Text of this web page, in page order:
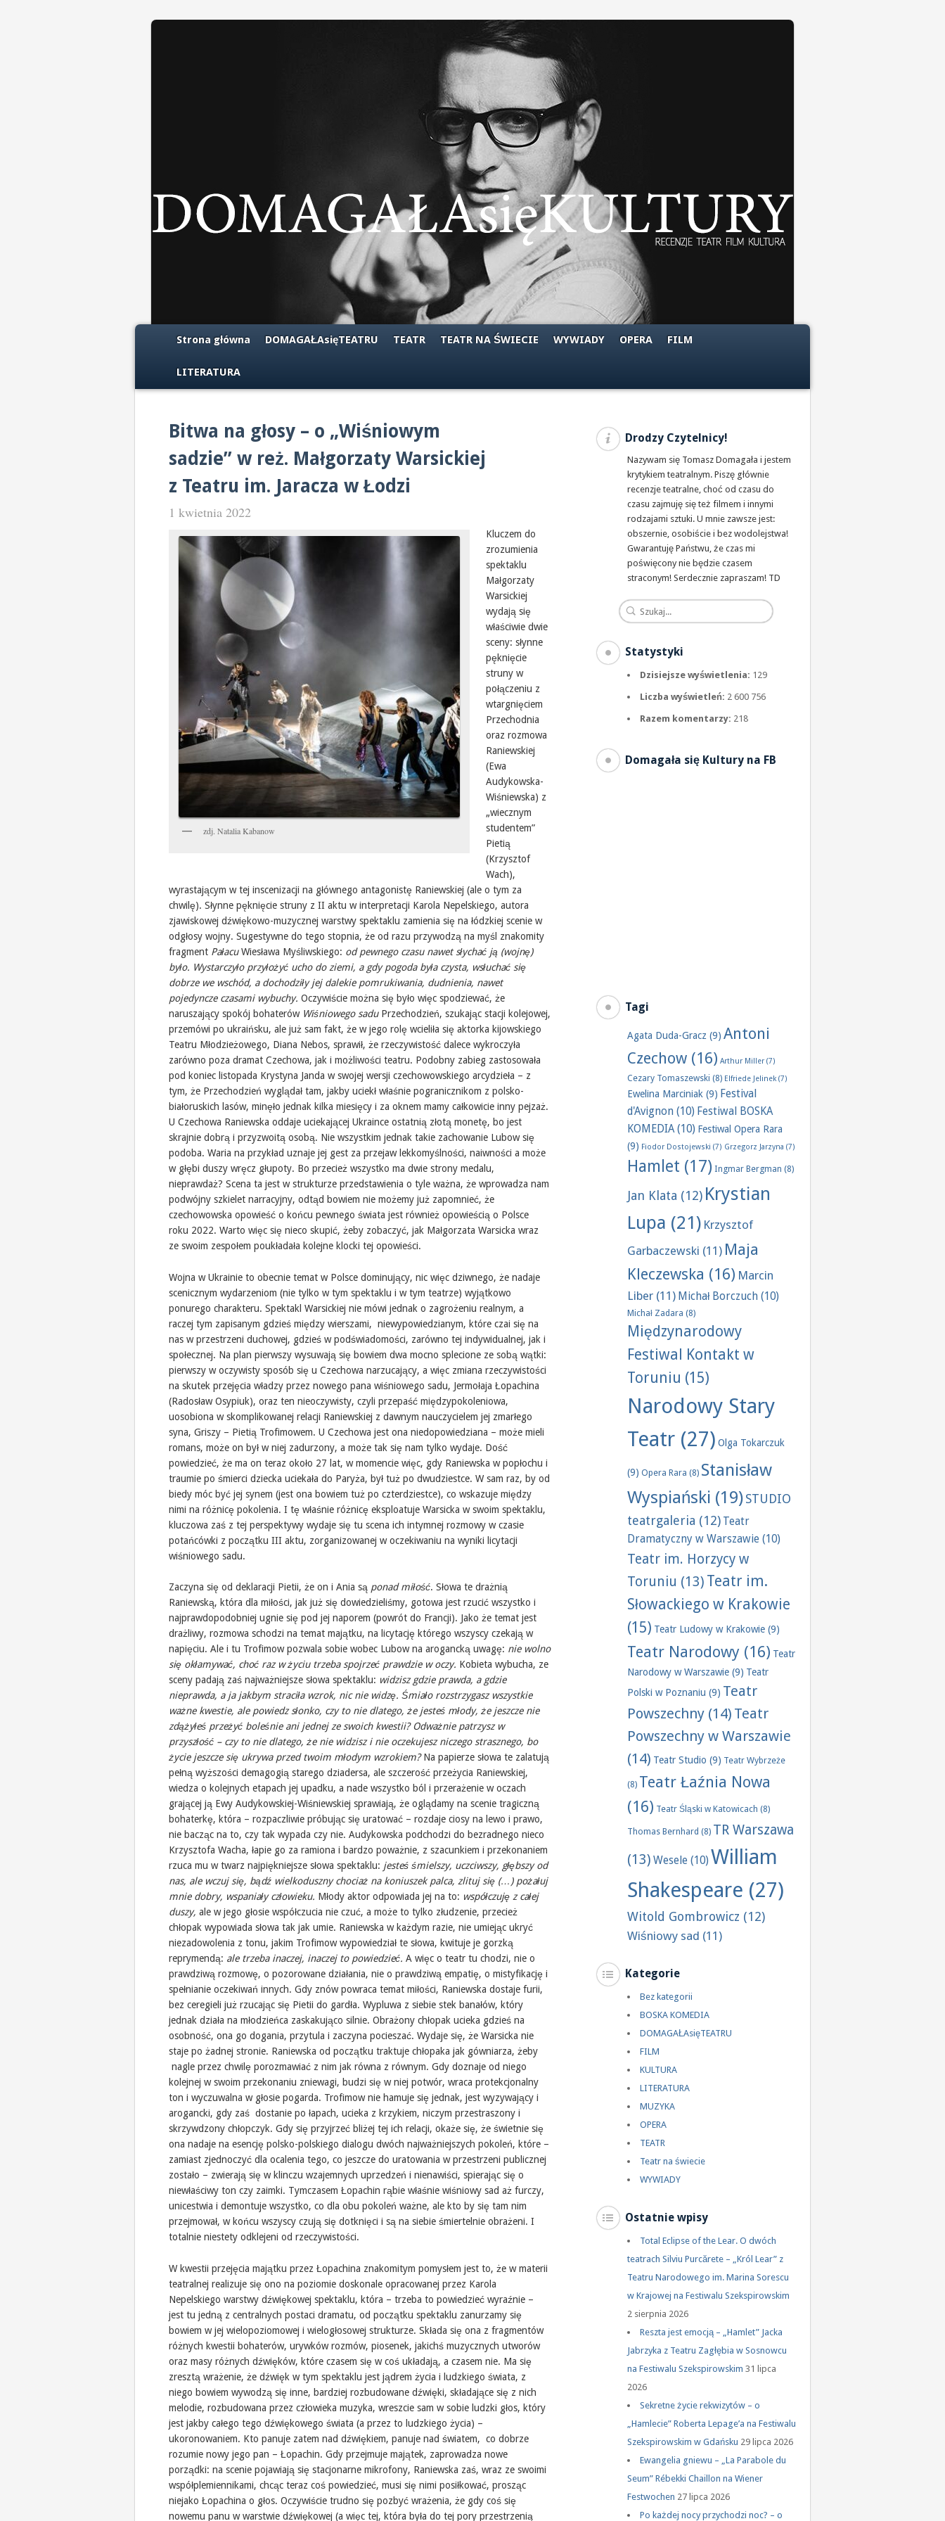
Strona główna DOMAGAŁAsięTEATRU TEATR TEATR NA ŚWIECIE WYWIADY OPERA FILM
LITERATURA
Bitwa na głosy – o „Wiśniowym
sadzie” w reż. Małgorzaty Warsickiej
z Teatru im. Jaracza w Łodzi
1 kwietnia 2022
zdj. Natalia Kabanow
Kluczem do
zrozumienia
spektaklu
Małgorzaty
Warsickiej
wydają się
właściwie dwie
sceny: słynne
pęknięcie
struny w
połączeniu z
wtargnięciem
Przechodnia
oraz rozmowa
Raniewskiej
(Ewa
Audykowska-
Wiśniewska) z
„wiecznym
studentem”
Pietią
(Krzysztof
Wach),
wyrastającym w tej inscenizacji na głównego antagonistę Raniewskiej (ale o tym za
chwilę). Słynne pęknięcie struny z II aktu w interpretacji Karola Nepelskiego, autora
zjawiskowej dźwiękowo-muzycznej warstwy spektaklu zamienia się na łódzkiej scenie w
odgłosy wojny. Sugestywne do tego stopnia, że od razu przywodzą na myśl znakomity
fragmentPałacuWiesława Myśliwskiego: od pewnego czasu nawet słychać ją (wojnę)
było. Wystarczyło przyłożyć ucho do ziemi, a gdy pogoda była czysta, wsłuchać się
dobrze we wschód, a dochodziły jej dalekie pomrukiwania, dudnienia, nawet
pojedyncze czasami wybuchy. Oczywiście można się było więc spodziewać, że
naruszający spokój bohaterów Wiśniowego saduPrzechodzień, szukając stacji kolejowej,
przemówi po ukraińsku, ale już sam fakt, że w jego rolę wcieliła się aktorka kijowskiego
Teatru Młodzieżowego, Diana Nebos, sprawił, że rzeczywistość dalece wykroczyła
zarówno poza dramat Czechowa, jak i możliwości teatru. Podobny zabieg zastosowała
pod koniec listopada Krystyna Janda w swojej wersji czechowowskiego arcydzieła – z
tym, że Przechodzień wyglądał tam, jakby uciekł właśnie pogranicznikom z polsko-
białoruskich lasów, minęło jednak kilka miesięcy i za oknem mamy całkowicie inny pejzaż.
U Czechowa Raniewska oddaje uciekającej Ukraince ostatnią złotą monetę, bo jest
skrajnie dobrą i przyzwoitą osobą. Nie wszystkim jednak takie zachowanie Lubow się
podoba. Waria na przykład uznaje jej gest za przejaw lekkomyślności, naiwności a może
w głębi duszy wręcz głupoty. Bo przecież wszystko ma dwie strony medalu,
nieprawdaż? Scena ta jest w strukturze przedstawienia o tyle ważna, że wprowadza nam
podwójny szkielet narracyjny, odtąd bowiem nie możemy już zapomnieć, że
czechowowska opowieść o końcu pewnego świata jest również opowieścią o Polsce
roku 2022. Warto więc się nieco skupić, żeby zobaczyć, jak Małgorzata Warsicka wraz
ze swoim zespołem poukładała kolejne klocki tej opowieści.
Wojna w Ukrainie to obecnie temat w Polsce dominujący, nic więc dziwnego, że nadaje
scenicznym wydarzeniom (nie tylko w tym spektaklu i w tym teatrze) wyjątkowo
ponurego charakteru. Spektakl Warsickiej nie mówi jednak o zagrożeniu realnym, a
raczej tym zapisanym gdzieś między wierszami, niewypowiedzianym, które czai się na
nas w przestrzeni duchowej, gdzieś w podświadomości, zarówno tej indywidualnej, jak i
społecznej. Na plan pierwszy wysuwają się bowiem dwa mocno splecione ze sobą wątki:
pierwszy w oczywisty sposób się u Czechowa narzucający, a więc zmiana rzeczywistości
na skutek przejęcia władzy przez nowego pana wiśniowego sadu, Jermołaja Łopachina
(Radosław Osypiuk), oraz ten nieoczywisty, czyli przepaść międzypokoleniowa,
uosobiona w skomplikowanej relacji Raniewskiej z dawnym nauczycielem jej zmarłego
syna, Griszy – Pietią Trofimowem. U Czechowa jest ona niedopowiedziana – może mieli
romans, może on był w niej zadurzony, a może tak się nam tylko wydaje. Dość
powiedzieć, że ma on teraz około 27 lat, w momencie więc, gdy Raniewska w popłochu i
traumie po śmierci dziecka uciekała do Paryża, był tuż po dwudziestce. W sam raz, by od
biedy móc być jej synem (jest ona bowiem tuż po czterdziestce), co wskazuje między
nimi na różnicę pokolenia. I tę właśnie różnicę eksploatuje Warsicka w swoim spektaklu,
kluczowa zaś z tej perspektywy wydaje się tu scena ich intymnej rozmowy w czasie
potańcówki z początku III aktu, zorganizowanej w oczekiwaniu na wyniki licytacji
wiśniowego sadu.
Zaczyna się od deklaracji Pietii, że on i Ania są ponad miłość. Słowa te drażnią
Raniewską, która dla miłości, jak już się dowiedzieliśmy, gotowa jest rzucić wszystko i
najprawdopodobniej ugnie się pod jej naporem (powrót do Francji). Jako że temat jest
drażliwy, rozmowa schodzi na temat majątku, na licytację którego wszyscy czekają w
napięciu. Ale i tu Trofimow pozwala sobie wobec Lubow na arogancką uwagę: nie wolno
się okłamywać, choć raz w życiu trzeba spojrzeć prawdzie w oczy. Kobieta wybucha, ze
sceny padają zaś najważniejsze słowa spektaklu: widzisz gdzie prawda, a gdzie
nieprawda, a ja jakbym straciła wzrok, nic nie widzę. Śmiało rozstrzygasz wszystkie
ważne kwestie, ale powiedz słonko, czy to nie dlatego, że jesteś młody, że jeszcze nie
zdążyłeś przeżyć boleśnie ani jednej ze swoich kwestii? Odważnie patrzysz w
przyszłość – czy to nie dlatego, że nie widzisz i nie oczekujesz niczego strasznego, bo
życie jeszcze się ukrywa przed twoim młodym wzrokiem?Na papierze słowa te zalatują
pełną wyższości demagogią starego dziadersa, ale szczerość przeżycia Raniewskiej,
wiedza o kolejnych etapach jej upadku, a nade wszystko ból i przerażenie w oczach
grającej ją Ewy Audykowskiej-Wiśniewskiej sprawiają, że oglądamy na scenie tragiczną
bohaterkę, która – rozpaczliwie próbując się uratować – rozdaje ciosy na lewo i prawo,
nie bacząc na to, czy tak wypada czy nie. Audykowska podchodzi do bezradnego nieco
Krzysztofa Wacha, łapie go za ramiona i bardzo poważnie, z szacunkiem i przekonaniem
rzuca mu w twarz najpiękniejsze słowa spektaklu: jesteś śmielszy, uczciwszy, głębszy od
nas, ale wczuj się, bądź wielkoduszny chociaż na koniuszek palca, zlituj się (…) pożałuj
mnie dobry, wspaniały człowieku. Młody aktor odpowiada jej na to: współczuję z całej
duszy, ale w jego głosie współczucia nie czuć, a może to tylko złudzenie, przecież
chłopak wypowiada słowa tak jak umie. Raniewska w każdym razie, nie umiejąc ukryć
niezadowolenia z tonu, jakim Trofimow wypowiedział te słowa, kwituje je gorzką
reprymendą: ale trzeba inaczej, inaczej to powiedzieć. A więc o teatr tu chodzi, nie o
prawdziwą rozmowę, o pozorowane działania, nie o prawdziwą empatię, o mistyfikację i
spełnianie oczekiwań innych. Gdy znów powraca temat miłości, Raniewska dostaje furii,
bez ceregieli już rzucając się Pietii do gardła. Wypluwa z siebie stek banałów, który
jednak działa na młodzieńca zaskakująco silnie. Obrażony chłopak ucieka gdzieś na
osobność, ona go dogania, przytula i zaczyna pocieszać. Wydaje się, że Warsicka nie
staje po żadnej stronie. Raniewska od początku traktuje chłopaka jak gówniarza, żeby
nagle przez chwilę porozmawiać z nim jak równa z równym. Gdy doznaje od niego
kolejnej w swoim przekonaniu zniewagi, budzi się w niej potwór, wraca protekcjonalny
ton i wyczuwalna w głosie pogarda. Trofimow nie hamuje się jednak, jest wyzywający i
arogancki, gdy zaś dostanie po łapach, ucieka z krzykiem, niczym przestraszony i
skrzywdzony chłopczyk. Gdy się przyjrzeć bliżej tej ich relacji, okaże się, że świetnie się
ona nadaje na esencję polsko-polskiego dialogu dwóch najważniejszych pokoleń, które –
zamiast zjednoczyć dla ocalenia tego, co jeszcze do uratowania w przestrzeni publicznej
zostało – zwierają się w klinczu wzajemnych uprzedzeń i nienawiści, spierając się o
niewłaściwy ton czy zaimki. Tymczasem Łopachin rąbie właśnie wiśniowy sad aż furczy,
unicestwia i demontuje wszystko, co dla obu pokoleń ważne, ale kto by się tam nim
przejmował, w końcu wszyscy czują się dotknięci i są na siebie śmiertelnie obrażeni. I
totalnie niestety odklejeni od rzeczywistości.
W kwestii przejęcia majątku przez Łopachina znakomitym pomysłem jest to, że w materii
teatralnej realizuje się ono na poziomie doskonale opracowanej przez Karola
Nepelskiego warstwy dźwiękowej spektaklu, która – trzeba to powiedzieć wyraźnie –
jest tu jedną z centralnych postaci dramatu, od początku spektaklu zanurzamy się
bowiem w jej wielopoziomowej i wielogłosowej strukturze. Składa się ona z fragmentów
różnych kwestii bohaterów, urywków rozmów, piosenek, jakichś muzycznych utworów
oraz masy różnych dźwięków, które czasem się w coś układają, a czasem nie. Ma się
zresztą wrażenie, że dźwięk w tym spektaklu jest jądrem życia i ludzkiego świata, z
niego bowiem wywodzą się inne, bardziej rozbudowane dźwięki, składające się z nich
melodie, rozbudowana przez człowieka muzyka, wreszcie sam w sobie ludzki głos, który
jest jakby całego tego dźwiękowego świata (a przez to ludzkiego życia) –
ukoronowaniem. Kto panuje zatem nad dźwiękiem, panuje nad światem, co dobrze
rozumie nowy jego pan – Łopachin. Gdy przejmuje majątek, zaprowadza nowe
porządki: na scenie pojawiają się stacjonarne mikrofony, Raniewska zaś, wraz ze swoimi
współplemiennikami, chcąc teraz coś powiedzieć, musi się nimi posiłkować, prosząc
niejako Łopachina o głos. Oczywiście trudno się pozbyć wrażenia, że gdy coś się
nowemu panu w warstwie dźwiękowej (a więc tej, która była do tej pory przestrzenią
Drodzy Czytelnicy!
Nazywam się Tomasz Domagała i jestem
krytykiem teatralnym. Piszę głównie
recenzje teatralne, choć od czasu do
czasu zajmuję się też filmem i innymi
rodzajami sztuki. U mnie zawsze jest:
obszernie, osobiście i bez wodolejstwa!
Gwarantuję Państwu, że czas mi
poświęcony nie będzie czasem
straconym! Serdecznie zapraszam! TD
Statystyki
Dzisiejsze wyświetlenia: 129
Liczba wyświetleń: 2 600 756
Razem komentarzy: 218
Domagała się Kultury na FB
Tagi
Agata Duda-Gracz (9) Antoni
Czechow (16) Arthur Miller (7)
Cezary Tomaszewski (8) Elfriede Jelinek(7)
Ewelina Marciniak (9) Festival
d'Avignon (10) Festiwal BOSKA
KOMEDIA(10) Festiwal Opera Rara
(9) Fiodor Dostojewski (7) Grzegorz Jarzyna (7)
Hamlet (17) Ingmar Bergman (8)
Jan Klata (12) Krystian
Lupa (21) Krzysztof
Garbaczewski (11) Maja
Kleczewska (16) Marcin
Liber (11) Michał Borczuch (10)
Michał Zadara (8)
Międzynarodowy
Festiwal Kontakt w
Toruniu (15)
Narodowy Stary
Teatr (27) Olga Tokarczuk
(9) Opera Rara (8) Stanisław
Wyspiański (19)STUDIO
teatrgaleria (12) Teatr
Dramatyczny w Warszawie (10)
Teatr im. Horzycy w
Toruniu (13) Teatr im.
Słowackiego w Krakowie
(15) Teatr Ludowy w Krakowie (9)
Teatr Narodowy (16) Teatr
Narodowy w Warszawie (9) Teatr
Polski w Poznaniu (9) Teatr
Powszechny (14) Teatr
Powszechny w Warszawie
(14) Teatr Studio (9) Teatr Wybrzeże
(8) Teatr Łaźnia Nowa
(16) Teatr Śląski w Katowicach (8)
Thomas Bernhard (8) TR Warszawa
(13) Wesele (10) William
Shakespeare (27)
Witold Gombrowicz (12)
Wiśniowy sad (11)
Kategorie
Bez kategorii
BOSKA KOMEDIA
DOMAGAŁAsięTEATRU
FILM
KULTURA
LITERATURA
MUZYKA
OPERA
TEATR
Teatr na świecie
WYWIADY
Ostatnie wpisy
Total Eclipse of the Lear. O dwóch
teatrach Silviu Purcărete – „Król Lear” z
Teatru Narodowego im. Marina Sorescu
w Krajowej na Festiwalu Szekspirowskim
2 sierpnia 2026
Reszta jest emocją – „Hamlet” Jacka
Jabrzyka z Teatru Zagłębia w Sosnowcu
na Festiwalu Szekspirowskim 31 lipca
2026
Sekretne życie rekwizytów – o
„Hamlecie” Roberta Lepage’a na Festiwalu
Szekspirowskim w Gdańsku 29 lipca 2026
Ewangelia gniewu – „La Parabole du
Seum” Rébekki Chaillon na Wiener
Festwochen 27 lipca 2026
Po każdej nocy przychodzi noc? – o